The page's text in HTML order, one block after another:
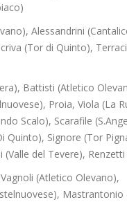
Alessandrini
(Tor di Quinto),
Battisti (Atletico
Proia, Viola (La
Scalo), Scarafile
Quinto), Signore (Tor
del Tevere), Renzetti
(Atletico Olevano),
Mastrantonio